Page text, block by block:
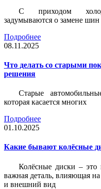
С приходом
задумываются о замене
Подробнее
08.11.2025
Что делать со старыми
решения
Старые
которая касается многих
Подробнее
01.10.2025
Какие бывают колёсные
Колёсные диски – это
важная деталь, влияющая на
и внешний вид